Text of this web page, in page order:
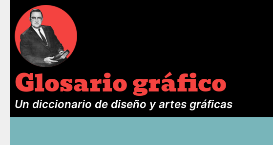
Glosario gráfico
Un diccionario de diseño y artes gráficas